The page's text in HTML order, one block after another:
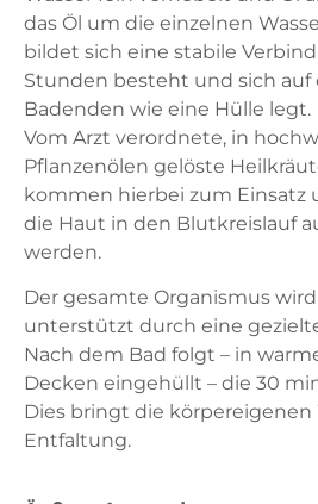
das Öl um die einzelnen
bildet sich eine stabile
Stunden besteht und sich auf
Badenden wie eine Hülle legt.
Vom Arzt verordnete, in
Pflanzenölen gelöste
kommen hierbei zum Einsatz
die Haut in den Blutkreislauf
werden.
Der gesamte Organismus
unterstützt durch eine
Nach dem Bad folgt – in
Decken eingehüllt – die 30
Dies bringt die körpereigenen
Entfaltung.